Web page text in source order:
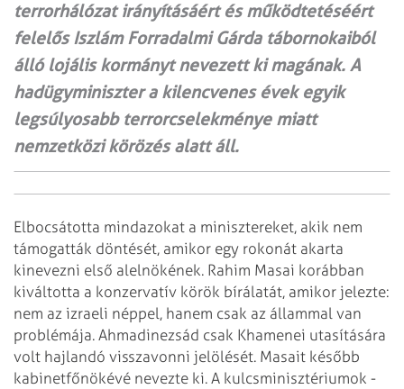
terrorhálózat irányításáért és működtetéséért
felelős Iszlám Forradalmi Gárda tábornokaiból
álló lojális kormányt nevezett ki magának. A
hadügyminiszter a kilencvenes évek egyik
legsúlyosabb terrorcselekménye miatt
nemzetközi körözés alatt áll.
Elbocsátotta mindazokat a minisztereket, akik nem
támogatták döntését, amikor egy rokonát akarta
kinevezni első alelnökének. Rahim Masai korábban
kiváltotta a konzervatív körök bírálatát, amikor jelezte:
nem az izraeli néppel, hanem csak az állammal van
problémája. Ahmadinezsád csak Khamenei utasítására
volt hajlandó visszavonni jelölését. Masait később
kabinetfőnökévé nevezte ki. A kulcsminisztériumok -